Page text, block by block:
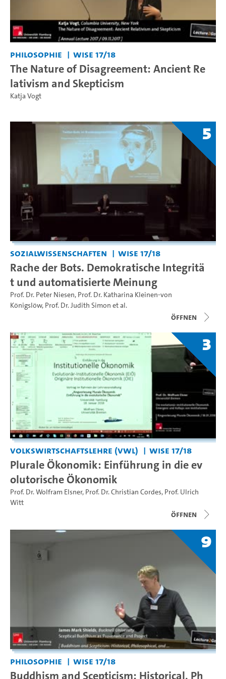
Philosophie WiSe 17/18
The Nature of Disagreement: Ancient Re
lativism and Skepticism
Katja Vogt
5
Sozialwissenschaften WiSe 17/18
Rache der Bots. Demokratische Integritä
t und automatisierte Meinung
Prof. Dr. Peter Niesen, Prof. Dr. Katharina Kleinen-von
Königslöw, Prof. Dr. Judith Simon et al.
Öffnen
3
Volkswirtschaftslehre (VWL) WiSe 17/18
Plurale Ökonomik: Einführung in die ev
olutorische Ökonomik
Prof. Dr. Wolfram Elsner, Prof. Dr. Christian Cordes, Prof. Ulrich
Witt
Öffnen
9
Philosophie WiSe 17/18
Buddhism and Scepticism: Historical, Ph